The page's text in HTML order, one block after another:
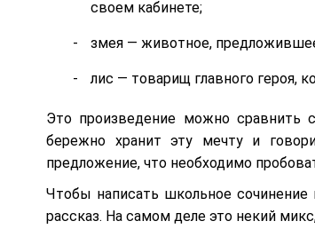
своем кабинете;
змея — животное,
лис — товарищ главного героя,
Это произведение можно сравнить
бережно хранит эту мечту и
предложение, что необходимо
Чтобы написать школьное сочинение
рассказ. На самом деле это некий